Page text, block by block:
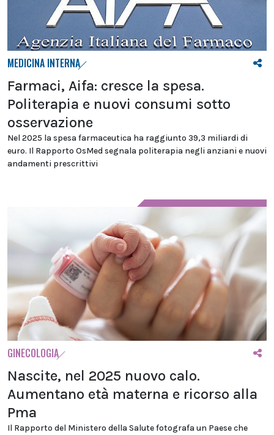
MEDICINA INTERNA
Farmaci, Aifa: cresce la spesa.
Politerapia e nuovi consumi sotto
osservazione
Nel 2025 la spesa farmaceutica ha raggiunto 39,3 miliardi di
euro. Il Rapporto OsMed segnala politerapia negli anziani e nuovi
andamenti prescrittivi
GINECOLOGIA
Nascite, nel 2025 nuovo calo.
Aumentano età materna e ricorso alla
Pma
Il Rapporto del Ministero della Salute fotografa un Paese che